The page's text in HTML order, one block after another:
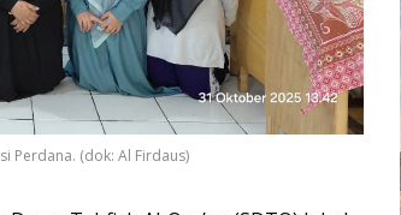
Perdana. (dok: Al Firdaus)